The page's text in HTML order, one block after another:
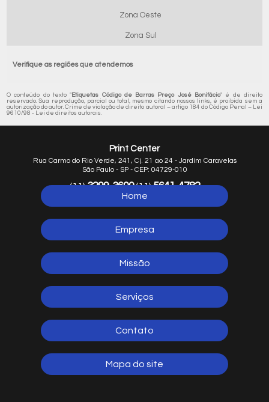
Zona Oeste
Zona Sul
Verifique as regiões que atendemos
O conteúdo do texto " Etiquetas Código de Barras Preço José Bonifácio" é de direito
reservado. Sua reprodução, parcial ou total, mesmo citando nossos links, é proibida sem a
autorização do autor. Crime de violação de direito autoral – artigo 184 do Código Penal – Lei
9610/98 - Lei de direitos autorais.
Print Center
Rua Carmo do Rio Verde, 241, Cj. 21 ao 24 - Jardim Caravelas
São Paulo - SP - CEP: 04729-010
(11)3299-3600(11)5641-4782
5641-1254
Home
Empresa
Missão
Serviços
Contato
Mapa do site